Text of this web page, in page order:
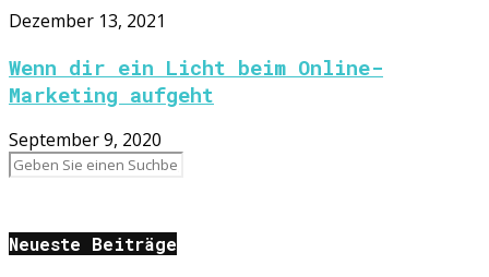
Dezember 13, 2021
Wenn dir ein Licht beim Online-
Marketing aufgeht
September 9, 2020
Neueste Beiträge